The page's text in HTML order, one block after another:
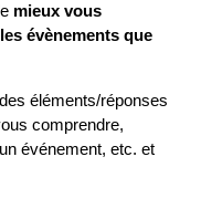
mieux vous
évènements que
éléments/réponses
comprendre,
événement, etc. et